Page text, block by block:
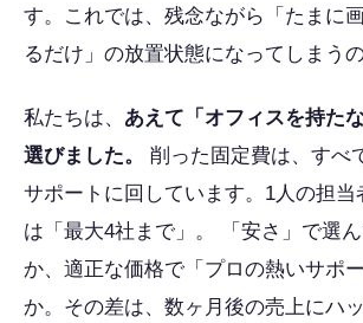
す。これでは、残念ながら「たまに
るだけ」の放置状態になってしまう
私たちは、 あえて「オフィスを持た
選びました。
削った固定費は、すべ
サポートに回しています。1人の担当
は「最大4社まで」。 「安さ」で選
か、適正な価格で「プロの熱いサポ
か。その差は、数ヶ月後の売上にハ